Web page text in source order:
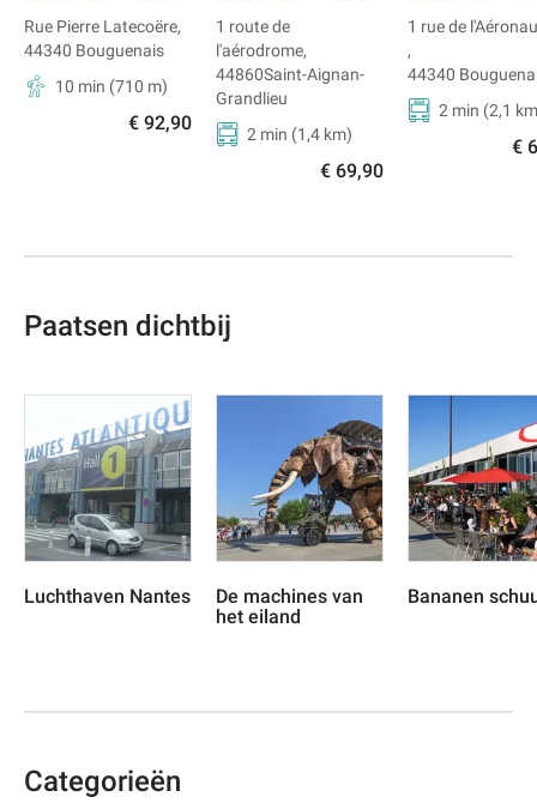
Rue Pierre Latecoëre,
44340 Bouguenais
10 min (710 m)
€ 92,90
1 route de
l'aérodrome,
44860Saint-Aignan-
Grandlieu
2 min (1,4 km)
€ 69,90
1 rue de
,
44340
2 min (2,1
€
Paatsen dichtbij
Luchthaven Nantes
De machines van
het eiland
Bananen
Categorieën